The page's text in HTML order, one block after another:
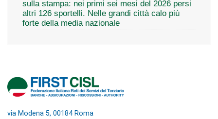
sulla stampa: nei primi sei mesi del 2026 persi
altri 126 sportelli. Nelle grandi città calo più
forte della media nazionale
via Modena 5, 00184 Roma